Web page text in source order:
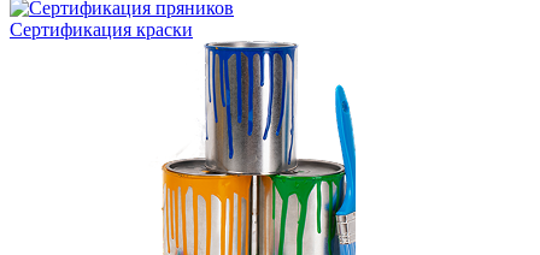
Сертификация краски